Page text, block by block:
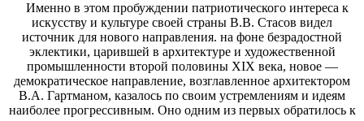
Именно в этом пробуждении патриотического интереса к
искусству и культуре своей страны В.В. Стасов видел
источник для нового направления. на фоне безрадостной
эклектики, царившей в архитектуре и художественной
промышленности второй половины XIX века, новое —
демократическое направление, возглавленное архитектором
В.А. Гартманом, казалось по своим устремлениям и идеям
наиболее прогрессивным. Оно одним из первых обратилось к